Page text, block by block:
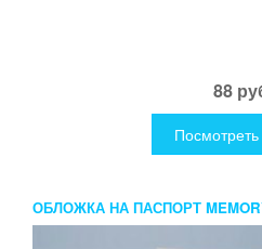
88
ОБЛОЖКА НА ПАСПОРТ